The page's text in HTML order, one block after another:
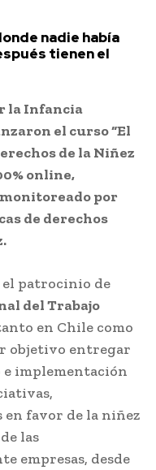
nadie había
tienen el
la Infancia
el curso “El
de la Niñez
online,
por
de derechos
patrocinio de
del Trabajo
en Chile como
objetivo entregar
implementación
en favor de la niñez
las
empresas, desde